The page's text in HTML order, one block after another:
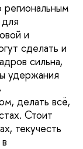
и
сделать и
сильна,
удержания
делать всё,
Стоит
текучесть